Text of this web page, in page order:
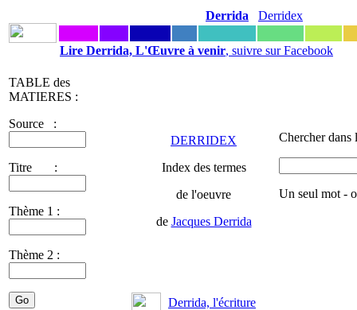
Derrida Derridex
Lire Derrida, L'Œuvre à venir, suivre sur Facebook
TABLE des
MATIERES :
Source :
Titre :
Thème 1 :
Thème 2 :
DERRIDEX
Index des termes
de l'oeuvre
de Jacques Derrida
Chercher dans
Un seul mot -
Derrida, l'écriture